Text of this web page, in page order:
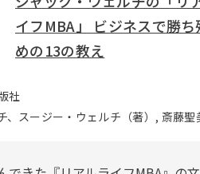
イフMBA」 ビジネスで勝ち
めの13の教え
社
スージー・ウェルチ（著）, 斎藤聖